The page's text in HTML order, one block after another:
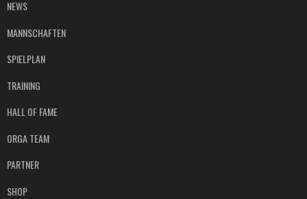
NEWS
MANNSCHAFTEN
SPIELPLAN
TRAINING
HALL OF FAME
ORGA TEAM
PARTNER
SHOP